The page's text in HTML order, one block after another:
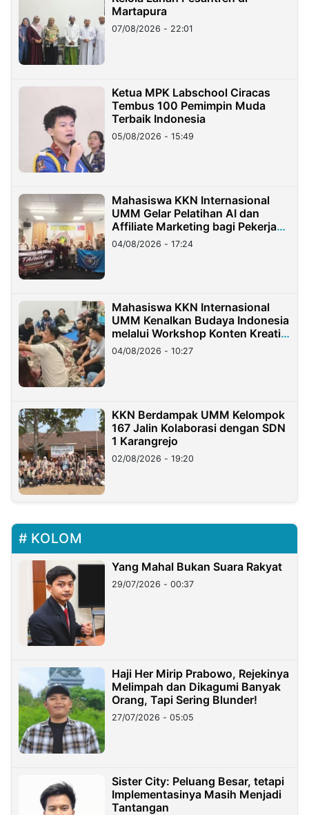
Martapura
07/08/2026 - 22:01
Ketua MPK Labschool Ciracas
Tembus 100 Pemimpin Muda
Terbaik Indonesia
05/08/2026 - 15:49
Mahasiswa KKN Internasional
UMM Gelar Pelatihan AI dan
Affiliate Marketing bagi Pekerja
Migran Indonesia di Taiwan
04/08/2026 - 17:24
Mahasiswa KKN Internasional
UMM Kenalkan Budaya Indonesia
melalui Workshop Konten Kreatif
di Taiwan
04/08/2026 - 10:27
KKN Berdampak UMM Kelompok
167 Jalin Kolaborasi dengan SDN
1 Karangrejo
02/08/2026 - 19:20
KOLOM
Yang Mahal Bukan Suara Rakyat
29/07/2026 - 00:37
Haji Her Mirip Prabowo, Rejekinya
Melimpah dan Dikagumi Banyak
Orang, Tapi Sering Blunder!
27/07/2026 - 05:05
Sister City: Peluang Besar, tetapi
Implementasinya Masih Menjadi
Tantangan